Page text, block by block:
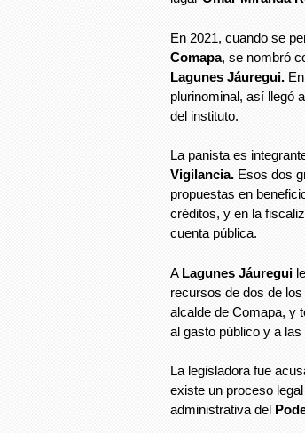
En 2021, cuando se
Comapa, se nombró
Lagunes Jáuregui.
plurinominal, así llegó
del instituto.
La panista es
Vigilancia. Esos dos
propuestas en
créditos, y en la
cuenta pública.
A Lagunes Jáuregui
recursos de dos de
alcalde de Comapa, y
al gasto público y a las
La legisladora fue
existe un proceso
administrativa del